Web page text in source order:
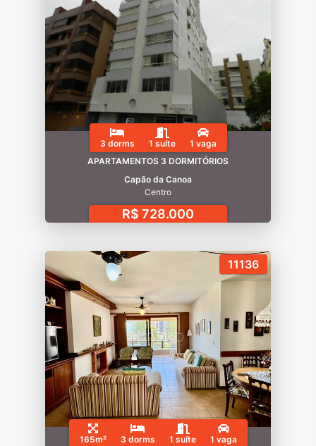
3 dorms 1 suíte
1 vaga
APARTAMENTOS 3 DORMITÓRIOS
Capão da Canoa
Centro
R$ 728.000
11136
165m² 3 dorms 1 suíte
1 vaga